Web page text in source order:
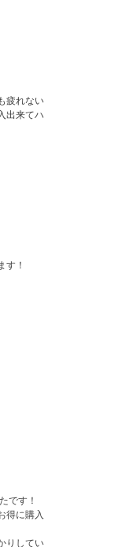
疲れない
出来てハ
す！
です！
得に購入
りしてい